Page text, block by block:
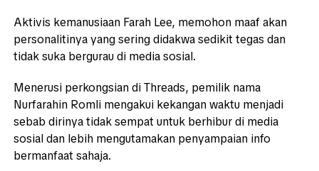
Aktivis kemanusiaan Farah Lee, memohon maaf akan
personalitinya yang sering didakwa sedikit tegas dan
tidak suka bergurau di media sosial.
Menerusi perkongsian di Threads, pemilik nama
Nurfarahin Romli mengakui kekangan waktu menjadi
sebab dirinya tidak sempat untuk berhibur di media
sosial dan lebih mengutamakan penyampaian info
bermanfaat sahaja.